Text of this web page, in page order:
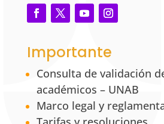
Importante
Consulta de validación
académicos – UNAB
Marco legal y